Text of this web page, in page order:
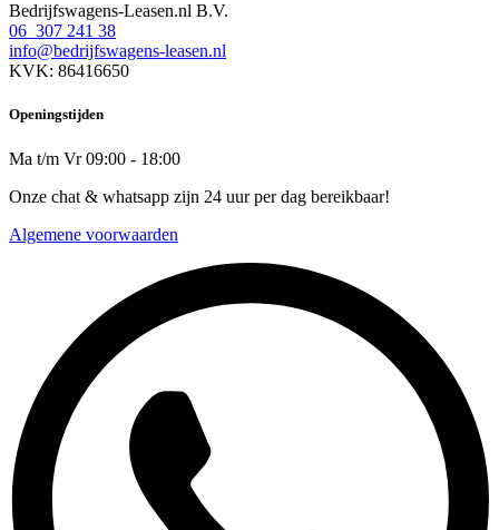
Bedrijfswagens-Leasen.nl B.V.
06 307 241 38
info@bedrijfswagens-leasen.nl
KVK: 86416650
Openingstijden
Ma t/m Vr 09:00 - 18:00
Onze chat & whatsapp zijn 24 uur per dag bereikbaar!
Algemene voorwaarden